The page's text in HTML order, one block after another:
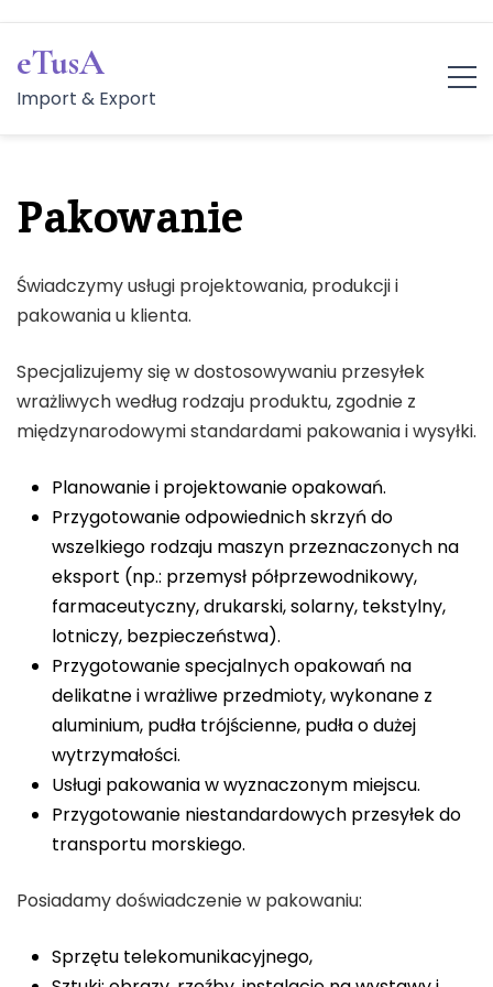
content
eTusA
Import & Export
Pakowanie
Świadczymy usługi projektowania, produkcji i
pakowania u klienta.
Specjalizujemy się w dostosowywaniu przesyłek
wrażliwych według rodzaju produktu, zgodnie z
międzynarodowymi standardami pakowania i wysyłki.
Planowanie i projektowanie opakowań.
Przygotowanie odpowiednich skrzyń do
wszelkiego rodzaju maszyn przeznaczonych na
eksport (np.: przemysł półprzewodnikowy,
farmaceutyczny, drukarski, solarny, tekstylny,
lotniczy, bezpieczeństwa).
Przygotowanie specjalnych opakowań na
delikatne i wrażliwe przedmioty, wykonane z
aluminium, pudła trójścienne, pudła o dużej
wytrzymałości.
Usługi pakowania w wyznaczonym miejscu.
Przygotowanie niestandardowych przesyłek do
transportu morskiego.
Posiadamy doświadczenie w pakowaniu:
Sprzętu telekomunikacyjnego,